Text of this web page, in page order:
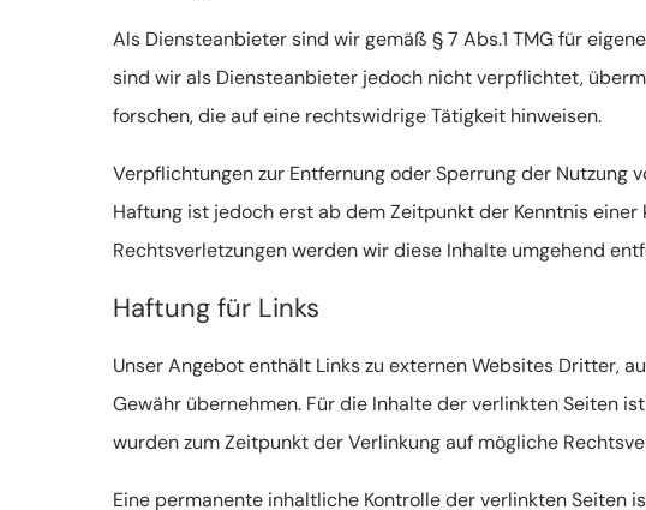
Als Diensteanbieter sind wir gemäß § 7 Abs.1 TMG für
sind wir als Diensteanbieter jedoch nicht verpflichtet,
forschen, die auf eine rechtswidrige Tätigkeit hinweisen.
Verpflichtungen zur Entfernung oder Sperrung der Nutzung
Haftung ist jedoch erst ab dem Zeitpunkt der Kenntnis
Rechtsverletzungen werden wir diese Inhalte umgehend
Haftung für Links
Unser Angebot enthält Links zu externen Websites Dritter,
Gewähr übernehmen. Für die Inhalte der verlinkten Seiten
wurden zum Zeitpunkt der Verlinkung auf mögliche
Eine permanente inhaltliche Kontrolle der verlinkten Seiten